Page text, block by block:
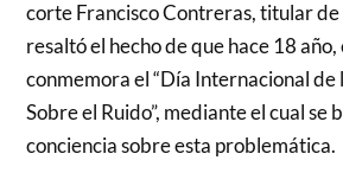
corte Francisco Contreras, titular
resaltó el hecho de que hace 18
conmemora el “Día Internacional
Sobre el Ruido”, mediante el cual se
conciencia sobre esta problemática.